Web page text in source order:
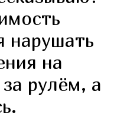
нарушать
на
рулём, а